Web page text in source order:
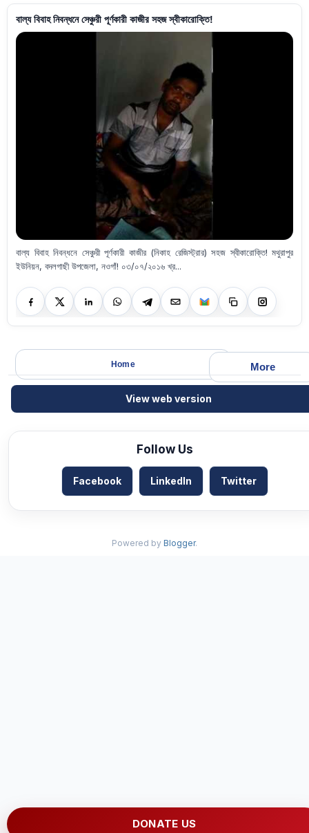
বাল্য বিবাহ নিবন্ধনে সেঞ্চুরী পূর্ণকারী কাজীর সহজ স্বীকারোক্তি!
বাল্য বিবাহ নিবন্ধনে সেঞ্চুরী পূর্ণকারী কাজীর (নিকাহ রেজিস্ট্রার) সহজ স্বীকারোক্তি! মথুরাপুর
ইউনিয়ন, বদলগাছী উপজেলা, নওগাঁ! ০৩/০৭/২০১৬ খ্র...
More
Home
View web version
Follow Us
Facebook LinkedIn Twitter
Powered by Blogger.
DONATE US